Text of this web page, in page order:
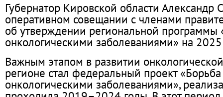
Губернатор Кировской области Александр
оперативном совещании с членами
об утверждении региональной программы
онкологическими заболеваниями» на
Важным этапом в развитии
регионе стал федеральный проект «Борьба
онкологическими заболеваниями»,